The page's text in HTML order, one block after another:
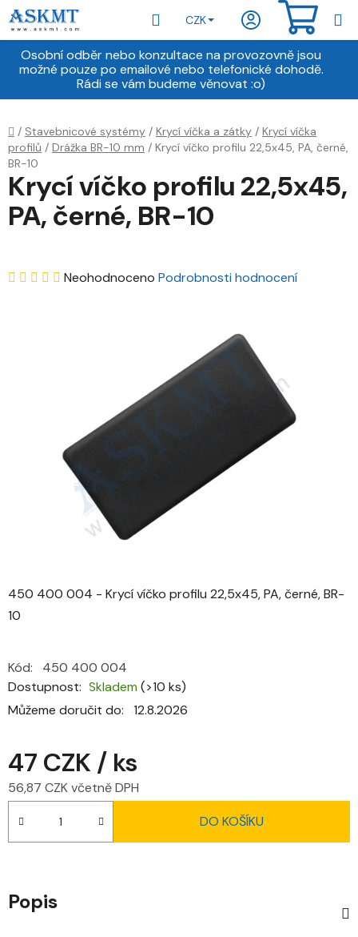
Přejít
na
obsah
Osobní odběr nebo konzultace na provozovně jsou
možné pouze po emailové nebo telefonické dohodě.
Rádi se vám budeme věnovat :o)
Hledat
CZK
Domů
/ Stavebnicové systémy / Krycí víčka a zátky / Krycí víčka
profilů / Drážka BR-10 mm / Krycí víčko profilu 22,5x45, PA, černé,
BR-10
450 400 004 - Krycí víčko profilu 22,5x45, PA, černé, BR-
10
Dostupnost Skladem (>10 ks)
Můžeme doručit do:
12.8.2026
Kód: 450 400 004
47 CZK / ks
56,87 CZK včetně DPH
DO KOŠÍKU
Krycí víčko profilu 22,5x45,
PA, černé, BR-10
Průměrné
hvězdiček.
Neohodnoceno Podrobnosti hodnocení
Popis